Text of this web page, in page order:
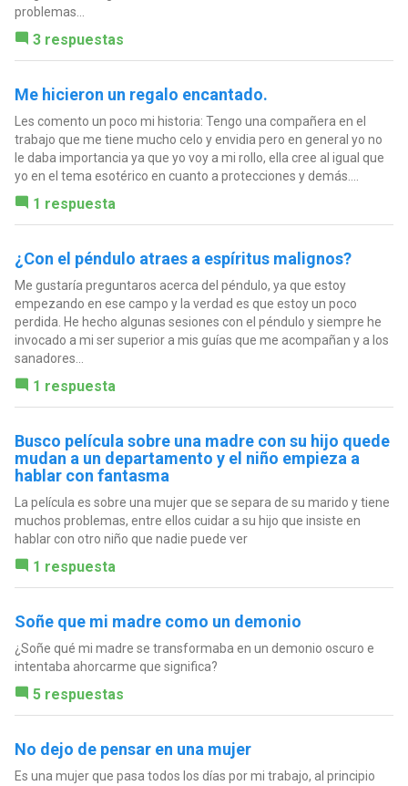
problemas...
3 respuestas
Me hicieron un regalo encantado.
Les comento un poco mi historia: Tengo una compañera en el
trabajo que me tiene mucho celo y envidia pero en general yo no
le daba importancia ya que yo voy a mi rollo, ella cree al igual que
yo en el tema esotérico en cuanto a protecciones y demás....
1 respuesta
¿Con el péndulo atraes a espíritus malignos?
Me gustaría preguntaros acerca del péndulo, ya que estoy
empezando en ese campo y la verdad es que estoy un poco
perdida. He hecho algunas sesiones con el péndulo y siempre he
invocado a mi ser superior a mis guías que me acompañan y a los
sanadores...
1 respuesta
Busco película sobre una madre con su hijo quede
mudan a un departamento y el niño empieza a
hablar con fantasma
La película es sobre una mujer que se separa de su marido y tiene
muchos problemas, entre ellos cuidar a su hijo que insiste en
hablar con otro niño que nadie puede ver
1 respuesta
Soñe que mi madre como un demonio
¿Soñe qué mi madre se transformaba en un demonio oscuro e
intentaba ahorcarme que significa?
5 respuestas
No dejo de pensar en una mujer
Es una mujer que pasa todos los días por mi trabajo, al principio